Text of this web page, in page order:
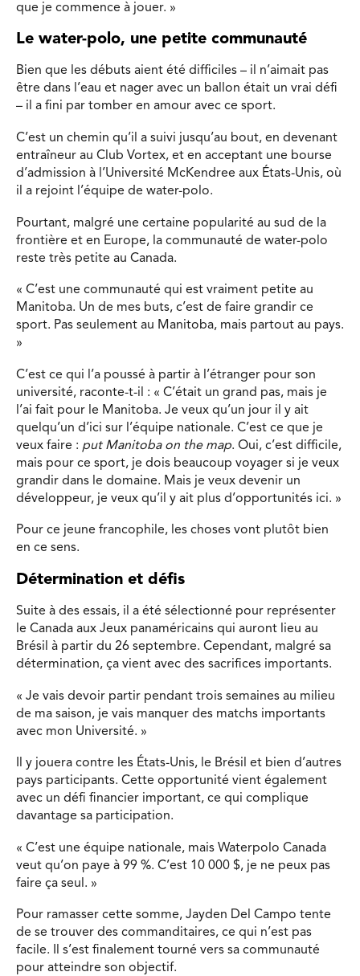
que je commence à jouer. »
Le water-polo, une petite communauté
Bien que les débuts aient été difficiles – il n’aimait pas
être dans l’eau et nager avec un ballon était un vrai défi
– il a fini par tomber en amour avec ce sport.
C’est un chemin qu’il a suivi jusqu’au bout, en devenant
entraîneur au Club Vortex, et en acceptant une bourse
d’admission à l’Université McKendree aux États-Unis, où
il a rejoint l’équipe de water-polo.
Pourtant, malgré une certaine popularité au sud de la
frontière et en Europe, la communauté de water-polo
reste très petite au Canada.
« C’est une communauté qui est vraiment petite au
Manitoba. Un de mes buts, c’est de faire grandir ce
sport. Pas seulement au Manitoba, mais partout au pays.
»
C’est ce qui l’a poussé à partir à l’étranger pour son
université, raconte-t-il : « C’était un grand pas, mais je
l’ai fait pour le Manitoba. Je veux qu’un jour il y ait
quelqu’un d’ici sur l’équipe nationale. C’est ce que je
veux faire : put Manitoba on the map. Oui, c’est difficile,
mais pour ce sport, je dois beaucoup voyager si je veux
grandir dans le domaine. Mais je veux devenir un
développeur, je veux qu’il y ait plus d’opportunités ici. »
Pour ce jeune francophile, les choses vont plutôt bien
en ce sens.
Détermination et défis
Suite à des essais, il a été sélectionné pour représenter
le Canada aux Jeux panaméricains qui auront lieu au
Brésil à partir du 26 septembre. Cependant, malgré sa
détermination, ça vient avec des sacrifices importants.
« Je vais devoir partir pendant trois semaines au milieu
de ma saison, je vais manquer des matchs importants
avec mon Université. »
Il y jouera contre les États-Unis, le Brésil et bien d’autres
pays participants. Cette opportunité vient également
avec un défi financier important, ce qui complique
davantage sa participation.
« C’est une équipe nationale, mais Waterpolo Canada
veut qu’on paye à 99 %. C’est 10 000 $, je ne peux pas
faire ça seul. »
Pour ramasser cette somme, Jayden Del Campo tente
de se trouver des commanditaires, ce qui n’est pas
facile. Il s’est finalement tourné vers sa communauté
pour atteindre son objectif.